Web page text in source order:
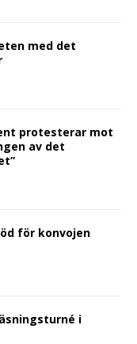
med det
protesterar mot
av det
för konvojen
i